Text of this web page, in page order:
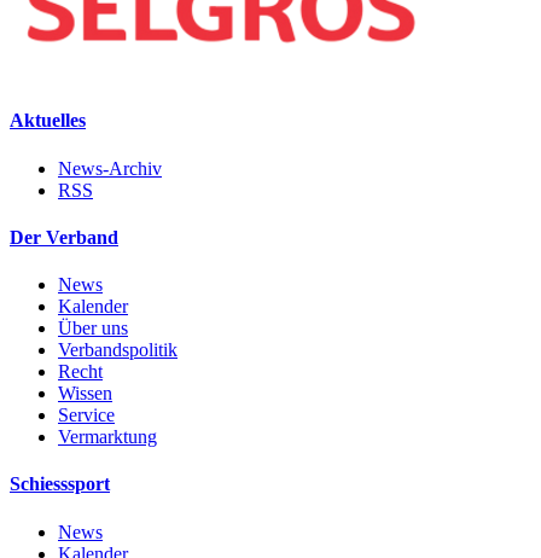
Aktuelles
News-Archiv
RSS
Der Verband
News
Kalender
Über uns
Verbandspolitik
Recht
Wissen
Service
Vermarktung
Schiesssport
News
Kalender